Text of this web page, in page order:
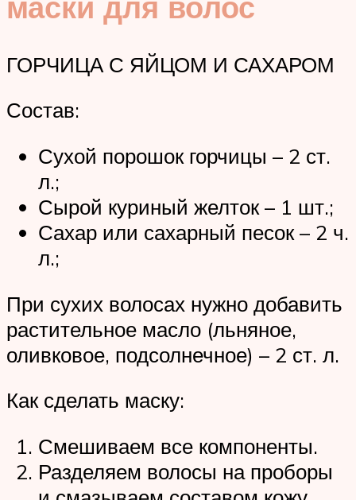
ГОРЧИЦА С ЯЙЦОМ И САХАРОМ
Состав:
Сухой порошок горчицы – 2 ст.
л.;
Сырой куриный желток – 1 шт.;
Сахар или сахарный песок – 2 ч.
л.;
При сухих волосах нужно добавить
растительное масло (льняное,
оливковое, подсолнечное) – 2 ст. л.
Как сделать маску:
Смешиваем все компоненты.
Разделяем волосы на проборы